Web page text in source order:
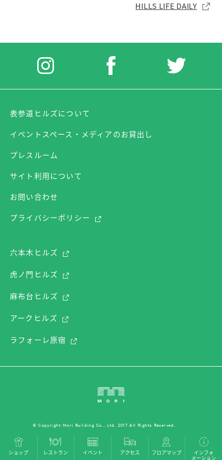
HILLS LIFE DAILY
ショップ レストラン イベント アクセス フロアマップ インフォ
メーション
表参道ヒルズについて
イベントスペース・メディアのお貸出し
プレスルーム
サイト利用について
お問い合わせ
プライバシーポリシー
六本木ヒルズ
虎ノ門ヒルズ
麻布台ヒルズ
アークヒルズ
ラフォーレ原宿
© Copyright Mori Building Co., Ltd. 2017 All Rights Reserved.